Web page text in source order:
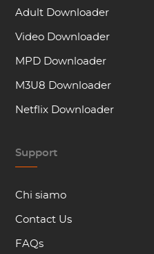
Adult Downloader
Video Downloader
MPD Downloader
M3U8 Downloader
Netflix Downloader
Support
Chi siamo
Contact Us
FAQs